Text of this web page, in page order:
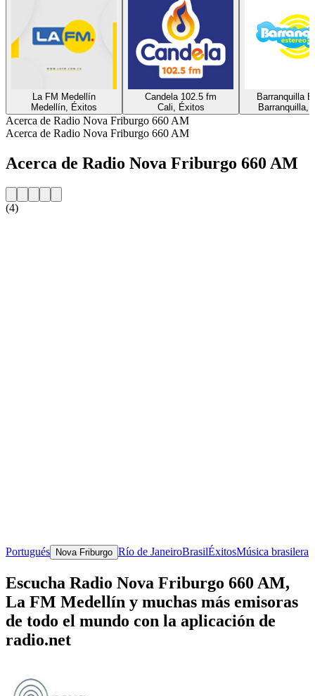
La FM Medellín
Medellín, Éxitos
Candela 102.5 fm
Cali, Éxitos
Barranquilla
Barranquilla,
Acerca de Radio Nova Friburgo 660 AM
Acerca de Radio Nova Friburgo 660 AM
Acerca de Radio Nova Friburgo 660 AM
(4)
Portugués Nova Friburgo Río de JaneiroBrasilÉxitosMúsica brasilera
Escucha Radio Nova Friburgo 660 AM,
La FM Medellín y muchas más emisoras
de todo el mundo con la aplicación de
radio.net